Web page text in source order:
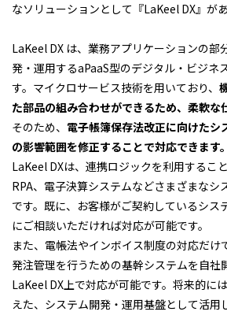
なソリューションとして『LaKeel DX』があ
LaKeel DX は、業務アプリケーションの部
発・運用するaPaaS型のデジタル・ビジネ
す。マイクロサービス技術を用いており、
た部品の組み合わせができるため、柔軟な
そのため、 電子帳簿保存法改正に向けたシ
の影響範囲を修正することで対応できます。
LaKeel DXは、連携ロジックを利用すること
RPA、電子決算システムなどさまざまなシ
です。既に、お客様がご契約しているシス
にご相談いただければ対応が可能です。
また、電帳法やインボイス制度の対応だけ
発注管理を行うための基幹システムを自社
LaKeel DX上で対応が可能です。将来的に
えた、システム開発・運用基盤として活用